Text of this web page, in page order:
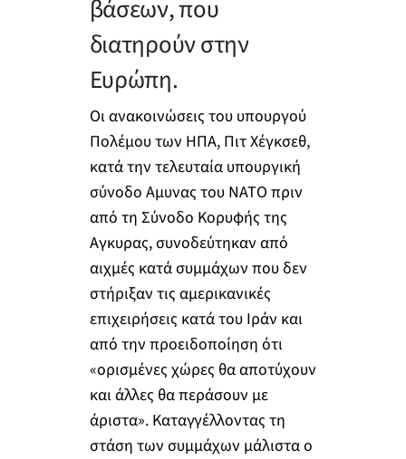
βάσεων, που
διατηρούν στην
Ευρώπη.
Οι ανακοινώσεις του υπουργού
Πολέμου των ΗΠΑ, Πιτ Χέγκσεθ,
κατά την τελευταία υπουργική
σύνοδο Αμυνας του ΝΑΤΟ πριν
από τη Σύνοδο Κορυφής της
Αγκυρας, συνοδεύτηκαν από
αιχμές κατά συμμάχων που δεν
στήριξαν τις αμερικανικές
επιχειρήσεις κατά του Ιράν και
από την προειδοποίηση ότι
«ορισμένες χώρες θα αποτύχουν
και άλλες θα περάσουν με
άριστα». Καταγγέλλοντας τη
στάση των συμμάχων μάλιστα ο